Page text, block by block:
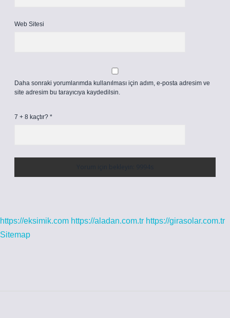
Web Sitesi
Daha sonraki yorumlarımda kullanılması için adım, e-posta adresim ve
site adresim bu tarayıcıya kaydedilsin.
7 + 8 kaçtır? *
https://eksimik.com https://aladan.com.tr https://girasolar.com.tr
Sitemap